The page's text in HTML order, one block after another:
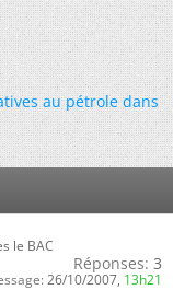
au pétrole dans
le BAC
Réponses: 3
26/10/2007, 13h21